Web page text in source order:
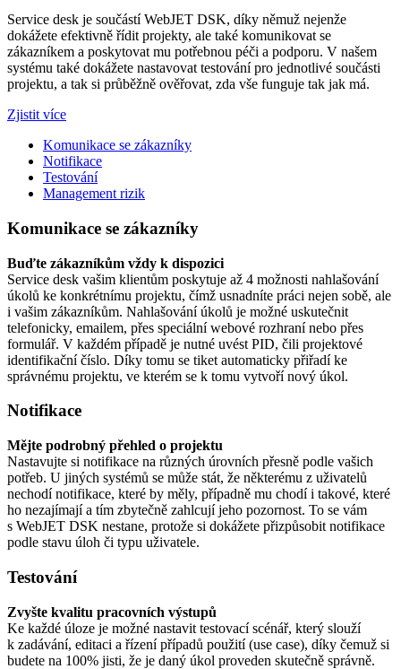
Service desk je součástí WebJET DSK, díky němuž nejenže
dokážete efektivně řídit projekty, ale také komunikovat se
zákazníkem a poskytovat mu potřebnou péči a podporu. V našem
systému také dokážete nastavovat testování pro jednotlivé součásti
projektu, a tak si průběžně ověřovat, zda vše funguje tak jak má.
Zjistit více
Komunikace se zákazníky
Notifikace
Testování
Management rizik
Komunikace se zákazníky
Buďte zákazníkům vždy k dispozici
Service desk vašim klientům poskytuje až 4 možnosti nahlašování
úkolů ke konkrétnímu projektu, čímž usnadníte práci nejen sobě, ale
i vašim zákazníkům. Nahlašování úkolů je možné uskutečnit
telefonicky, emailem, přes speciální webové rozhraní nebo přes
formulář. V každém případě je nutné uvést PID, čili projektové
identifikační číslo. Díky tomu se tiket automaticky přiřadí ke
správnému projektu, ve kterém se k tomu vytvoří nový úkol.
Notifikace
Mějte podrobný přehled o projektu
Nastavujte si notifikace na různých úrovních přesně podle vašich
potřeb. U jiných systémů se může stát, že některému z uživatelů
nechodí notifikace, které by měly, případně mu chodí i takové, které
ho nezajímají a tím zbytečně zahlcují jeho pozornost. To se vám
s WebJET DSK nestane, protože si dokážete přizpůsobit notifikace
podle stavu úloh či typu uživatele.
Testování
Zvyšte kvalitu pracovních výstupů
Ke každé úloze je možné nastavit testovací scénář, který slouží
k zadávání, editaci a řízení případů použití (use case), díky čemuž si
budete na 100% jisti, že je daný úkol proveden skutečně správně.